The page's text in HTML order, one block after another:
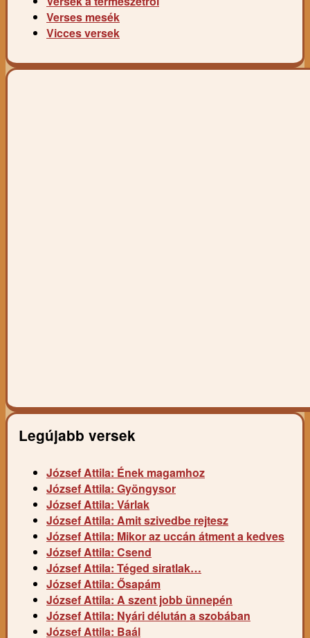
Verses mesék
Vicces versek
Legújabb versek
József Attila: Ének magamhoz
József Attila: Gyöngysor
József Attila: Várlak
József Attila: Amit szivedbe rejtesz
József Attila: Mikor az uccán átment a kedves
József Attila: Csend
József Attila: Téged siratlak…
József Attila: Ősapám
József Attila: A szent jobb ünnepén
József Attila: Nyári délután a szobában
József Attila: Baál